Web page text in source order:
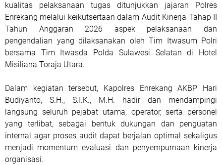
kualitas pelaksanaan tugas ditunjukkan jajaran Polres
Enrekang melalui keikutsertaan dalam Audit Kinerja Tahap II
Tahun Anggaran 2026 aspek pelaksanaan dan
pengendalian yang dilaksanakan oleh Tim Itwasum Polri
bersama Tim Itwasda Polda Sulawesi Selatan di Hotel
Misiliana Toraja Utara.
Dalam kegiatan tersebut, Kapolres Enrekang AKBP Hari
Budiyanto, S.H., S.I.K., M.H. hadir dan mendampingi
langsung seluruh pejabat utama, operator, serta personel
yang terlibat, sebagai bentuk dukungan dan penguatan
internal agar proses audit dapat berjalan optimal sekaligus
menjadi momentum evaluasi dan penyempurnaan kinerja
organisasi.